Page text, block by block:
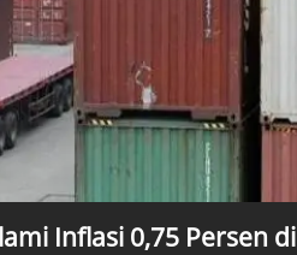
Inflasi 0,75 Persen di